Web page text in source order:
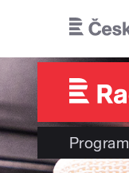
Program